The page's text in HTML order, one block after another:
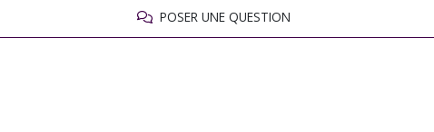
POSER UNE QUESTION